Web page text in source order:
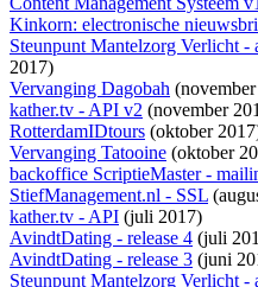
Kinkorn: electronische
Steunpunt Mantelzorg Verlicht -
2017)
Vervanging Dagobah
kather.tv - API v2 (november
RotterdamIDtours (oktober
Vervanging Tatooine (oktober
backoffice ScriptieMaster -
StiefManagement.nl - SSL
kather.tv - API (juli 2017)
AvindtDating - release 4 (juli
AvindtDating - release 3 (juni
Steunpunt Mantelzorg Verlicht -